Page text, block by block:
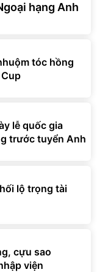
hạng Anh
tóc hồng
lễ quốc gia
trước tuyển Anh
lộ trọng tài
cựu sao
viện